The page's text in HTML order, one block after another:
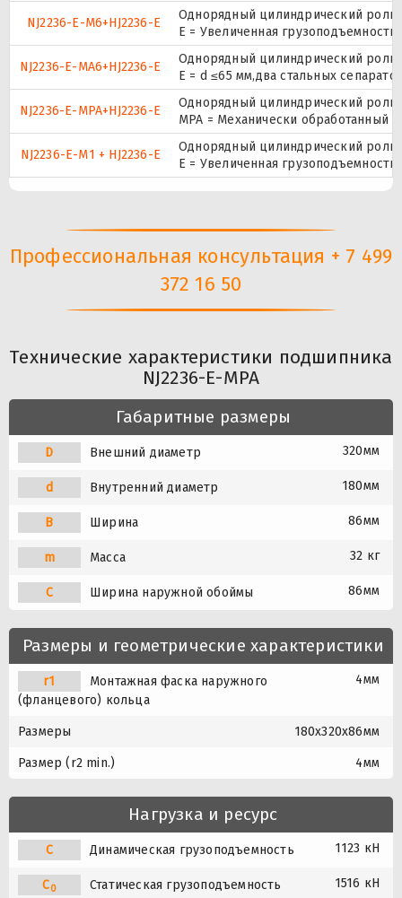
NJ2236-E-M6+HJ2236-E
Однорядный цилиндрический
E = Увеличенная
NJ2236-E-MA6+HJ2236-E
Однорядный цилиндрический
E = d ≤65 мм,два стальных
NJ2236-E-MPA+HJ2236-E
Однорядный цилиндрический
MPA = Механически обработанный
NJ2236-E-M1 + HJ2236-E
Однорядный цилиндрический
E = Увеличенная
Профессиональная консультация + 7 499
372 16 50
Технические характеристики подшипника
NJ2236-E-MPA
Габаритные размеры
D Внешний диаметр 320мм
d Внутренний диаметр 180мм
B Ширина 86мм
m Масса 32 кг
C Ширина наружной обоймы 86мм
Размеры и геометрические характеристики
r1
Монтажная фаска наружного
(фланцевого) кольца
4мм
Размеры 180x320x86мм
Размер (r2 min.) 4мм
Нагрузка и ресурс
C Динамическая грузоподъемность 1123 кН
C0 Статическая грузоподъемность 1516 кН